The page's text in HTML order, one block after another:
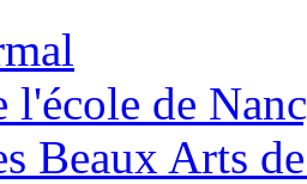
l'école de
Beaux Arts